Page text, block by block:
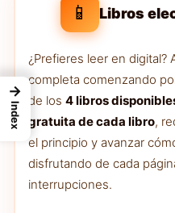
📱 Libros
¿Prefieres leer en digital?
completa comenzando
de los 4 libros
gratuita de cada libro,
el principio y avanzar
disfrutando de cada
interrupciones.
→
Index